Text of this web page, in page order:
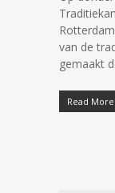
van de
gemaakt
Read More